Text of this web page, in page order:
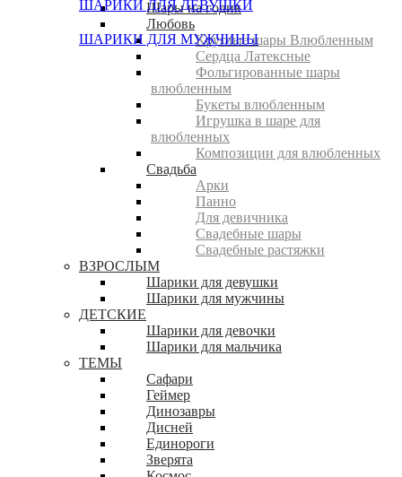
ШАРИКИ ДЛЯ ДЕВУШКИ
ШАРИКИ ДЛЯ МУЖЧИНЫ
Шары на годик
Любовь
Круглые шары Влюбленным
Сердца Латексные
Фольгированные шары
влюбленным
Букеты влюбленным
Игрушка в шаре для
влюбленных
Композиции для влюбленных
Свадьба
Арки
Панно
Для девичника
Свадебные шары
Свадебные растяжки
ВЗРОСЛЫМ
Шарики для девушки
Шарики для мужчины
ДЕТСКИЕ
Шарики для девочки
Шарики для мальчика
ТЕМЫ
Сафари
Геймер
Динозавры
Дисней
Единороги
Зверята